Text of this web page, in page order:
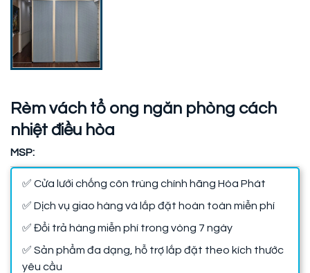
Rèm vách tổ ong ngăn phòng cách
nhiệt điều hòa
MSP:
✅ Cửa lưới chống côn trùng chính hãng Hòa Phát
✅ Dịch vụ giao hàng và lắp đặt hoàn toàn miễn phí
✅ Đổi trả hàng miễn phí trong vòng 7 ngày
✅ Sản phẩm đa dạng, hỗ trợ lắp đặt theo kích thước
yêu cầu